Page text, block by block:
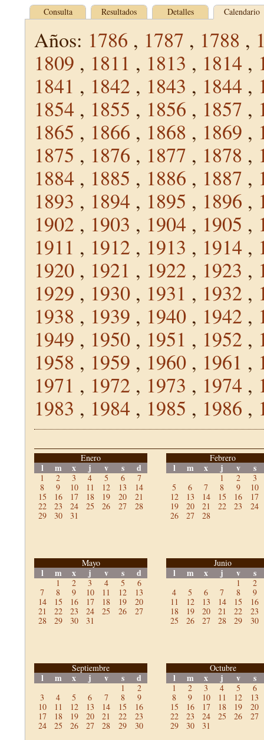
Consulta Resultados Detalles Calendario
Años: 1786 , 1787 , 1788 ,
1809 , 1811 , 1813 , 1814 ,
1841 , 1842 , 1843 , 1844 ,
1854 , 1855 , 1856 , 1857 ,
1865 , 1866 , 1868 , 1869 ,
1875 , 1876 , 1877 , 1878 ,
1884 , 1885 , 1886 , 1887 ,
1893 , 1894 , 1895 , 1896 ,
1902 , 1903 , 1904 , 1905 ,
1911 , 1912 , 1913 , 1914 ,
1920 , 1921 , 1922 , 1923 ,
1929 , 1930 , 1931 , 1932 ,
1938 , 1939 , 1940 , 1942 ,
1949 , 1950 , 1951 , 1952 ,
1958 , 1959 , 1960 , 1961 ,
1971 , 1972 , 1973 , 1974 ,
1983 , 1984 , 1985 , 1986 ,
Enero
l m x j v s d
1 2 3 4 5 6
7
8
9 10 11 12 13
14
15
16 17 18 19 20
21
22
23 24 25 26 27
28
29
30 31
Febrero
l m x j v s
1 2
3
5
6 7 8 9
10
12
13 14 15 16
17
19
20 21 22 23
24
26
27 28
Mayo
l m x j v s d
1 2 3 4 5
6
7
8 9 10 11 12
13
14
15 16 17 18 19
20
21
22 23 24 25 26
27
28
29 30 31
Junio
l m x j v s
1
2
4
5 6 7 8
9
11
12 13 14 15
16
18
19 20 21 22
23
25
26 27 28 29 30
Septiembre
l m x j v s d
1
2
3
4 5 6 7 8
9
10
11 12 13 14 15
16
17
18 19 20 21 22
23
24
25 26 27 28 29 30
Octubre
l m x j v s
1 2 3 4 5
6
8
9 10 11 12
13
15
16 17 18 19
20
22
23 24 25 26
27
29
30 31